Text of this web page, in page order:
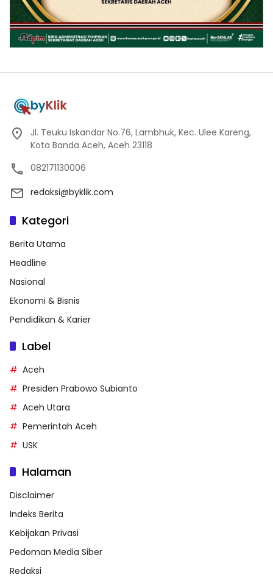
Jl. Teuku Iskandar No.76, Lambhuk, Kec. Ulee Kareng,
Kota Banda Aceh, Aceh 23118
082171130006
redaksi@byklik.com
Kategori
Berita Utama
Headline
Nasional
Ekonomi & Bisnis
Pendidikan & Karier
Label
Aceh
Presiden Prabowo Subianto
Aceh Utara
Pemerintah Aceh
USK
Halaman
Disclaimer
Indeks Berita
Kebijakan Privasi
Pedoman Media Siber
Redaksi